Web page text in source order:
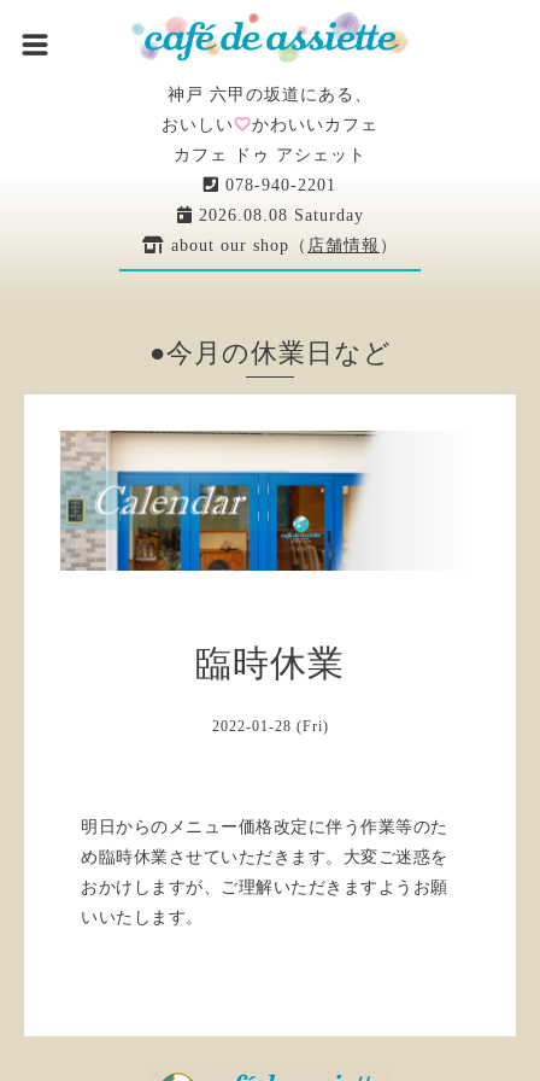
神戸 六甲の坂道にある、
おいしい
かわいいカフェ
カフェ ドゥ アシェット
078-940-2201
2026.08.08 Saturday
about our shop（ 店舗情報 ）
●今月の休業日など
臨時休業
2022-01-28 (Fri)
明日からのメニュー価格改定に伴う作業等のた
め臨時休業させていただきます。大変ご迷惑を
おかけしますが、ご理解いただきますようお願
いいたします。